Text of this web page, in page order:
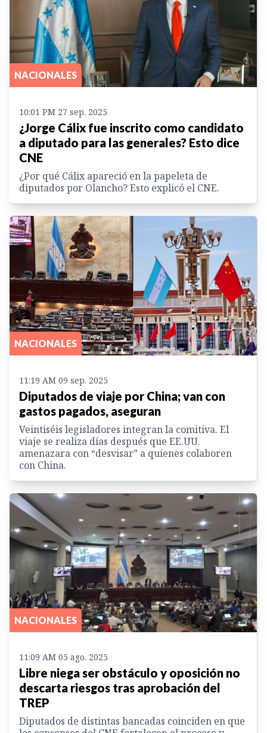
NACIONALES
10:01 PM 27 sep. 2025
¿Jorge Cálix fue inscrito como candidato
a diputado para las generales? Esto dice
CNE
¿Por qué Cálix apareció en la papeleta de
diputados por Olancho? Esto explicó el CNE.
NACIONALES
11:19 AM 09 sep. 2025
Diputados de viaje por China; van con
gastos pagados, aseguran
Veintiséis legisladores integran la comitiva. El
viaje se realiza días después que EE.UU.
amenazara con “desvisar” a quienes colaboren
con China.
NACIONALES
11:09 AM 05 ago. 2025
Libre niega ser obstáculo y oposición no
descarta riesgos tras aprobación del
TREP
Diputados de distintas bancadas coinciden en que